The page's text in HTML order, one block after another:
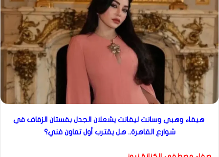
هيفاء وهبي وسانت ليفانت يشعلان الجدل بفستان الزفاف في
شوارع القاهرة.. هل يقترب أول تعاون فني؟